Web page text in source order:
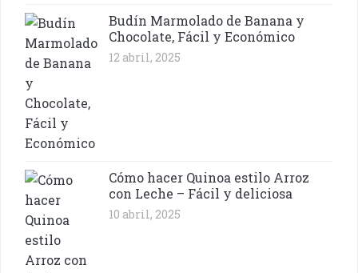
Budín Marmolado de Banana y
Chocolate, Fácil y Económico
12 abril, 2025
Cómo hacer Quinoa estilo Arroz
con Leche – Fácil y deliciosa
10 abril, 2025